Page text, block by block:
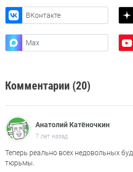
ВКонтакте
Max
Комментарии (20)
Анатолий Катёночкин
7 лет назад
Теперь реально всех недовольных
тюрьмы.